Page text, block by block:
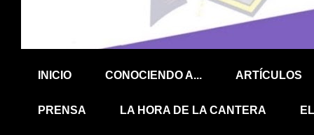
INICIO CONOCIENDO A... ARTÍCULOS
PRENSA LA HORA DE LA CANTERA